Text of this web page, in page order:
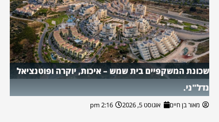
שכונת המשקפיים בית שמש – איכות, יוקרה ופוטנציאל
נדל"ני.
מאור בן חיים אוגוסט 5, 2026 2:16 pm